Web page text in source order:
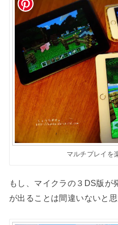
マルチプレイを
もし、マイクラの３DS版が
が出ることは間違いないと思